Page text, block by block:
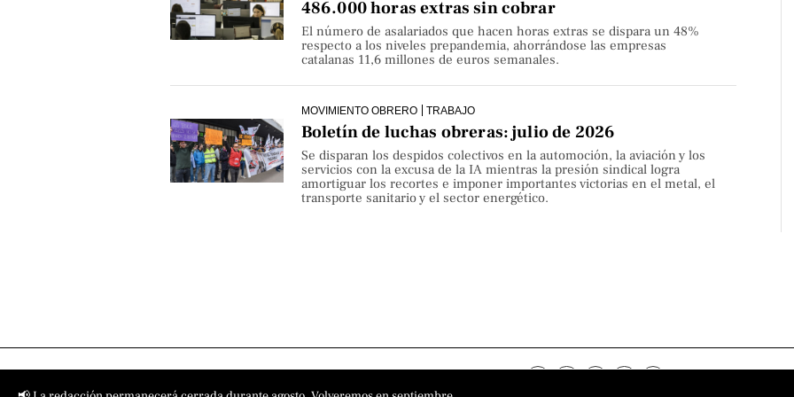
486.000 horas extras sin cobrar
El número de asalariados que hacen horas extras se dispara un 48%
respecto a los niveles prepandemia, ahorrándose las empresas
catalanas 11,6 millones de euros semanales.
MOVIMIENTO OBRERO TRABAJO
Boletín de luchas obreras: julio de 2026
Se disparan los despidos colectivos en la automoción, la aviación y los
servicios con la excusa de la IA mientras la presión sindical logra
amortiguar los recortes e imponer importantes victorias en el metal, el
transporte sanitario y el sector energético.